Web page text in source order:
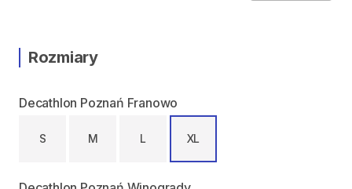
Rozmiary
Decathlon Poznań Franowo
S M L XL